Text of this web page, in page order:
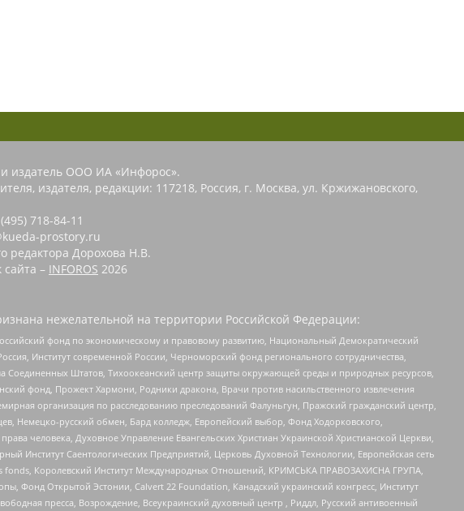
издатель ООО ИА «Инфорос».
издателя, редакции: 117218, Россия, г. Москва, ул. Кржижановского,
718-84-11
prostory.ru
редактора Дорохова Н.В.
сайта – INFOROS 2026
нежелательной на территории Российской Федерации:
фонд по экономическому и правовому развитию, Национальный Демократический
Институт современной России, Черноморский фонд регионального сотрудничества,
Штатов, Тихоокеанский центр защиты окружающей среды и природных ресурсов,
фонд, Прожект Хармони, Родники дракона, Врачи против насильственного извлечения
организация по расследованию преследований Фалуньгун, Пражский гражданский центр,
Немецко-русский обмен, Бард колледж, Европейский выбор, Фонд Ходорковского,
человека, Духовное Управление Евангельских Христиан Украинской Христианской Церкви,
Институт Саентологических Предприятий, Церковь Духовной Технологии, Европейская сеть
Королевский Институт Международных Отношений, КРИМСЬКА ПРАВОЗАХИСНА ГРУПА,
Фонд Открытой Эстонии, Calvert 22 Foundation, Канадский украинский конгресс, Институт
пресса, Возрождение, Всеукраинский духовный центр , Риддл, Русский антивоенный